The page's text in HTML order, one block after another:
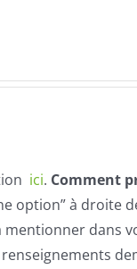
ici. Comment
option” à droite
mentionner dans